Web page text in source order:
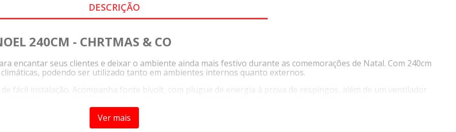
DESCRIÇÃO
240CM - CHRTMAS & CO
encantar seus clientes e deixar o ambiente ainda mais festivo durante as comemorações de Natal. Com 240cm
podendo ser utilizado tanto em ambientes internos quanto externos.
fácil instalação. Acompanha fonte bivolt, com plugue de energia à prova de respingos, além de um ventilador
e corda que ajudam a manter o arco preso ao solo. Além disso, possui um manual de instruções que irá
Ver mais